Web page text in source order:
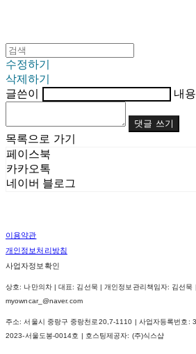
수정하기
삭제하기
글쓴이
내용
댓글 쓰기
목록으로 가기
페이스북
카카오톡
네이버 블로그
이용약관
개인정보처리방침
사업자정보확인
상호: 나만의차 | 대표: 김선묵 | 개인정보관리책임자: 김선
myowncar_@naver.com
주소: 서울시 중랑구 중랑천로20,7-1110 | 사업자등록번호:
2023-서울도봉-0014호
| 호스팅제공자: (주)식스샵